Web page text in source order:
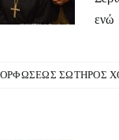
ενώ
ΣΩΤΗΡΟΣ